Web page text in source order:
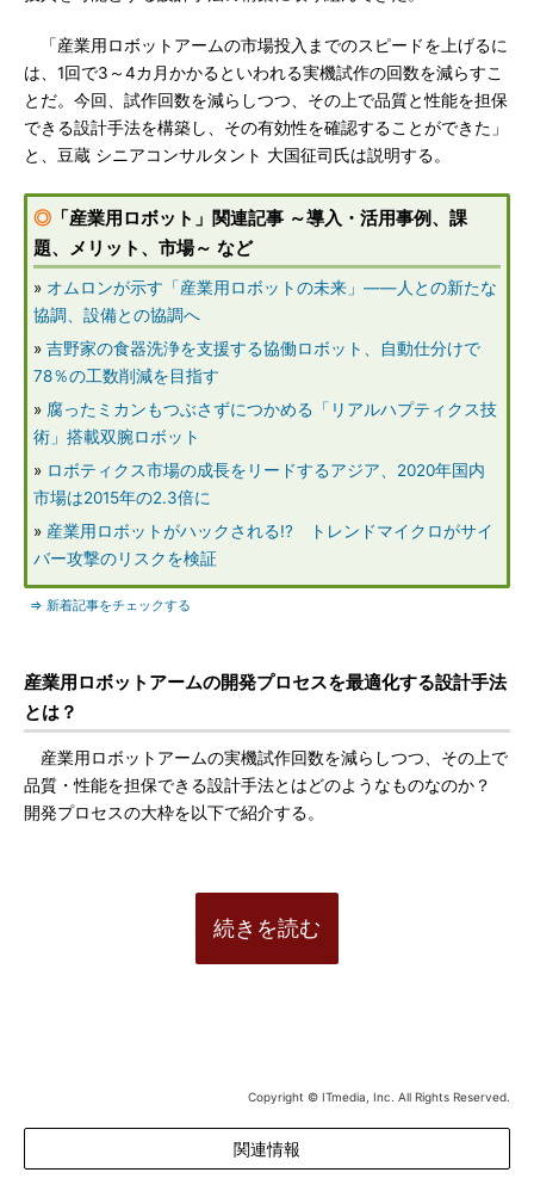
「産業用ロボットアームの市場投入までのスピードを上げるに
は、1回で3～4カ月かかるといわれる実機試作の回数を減らすこ
とだ。今回、試作回数を減らしつつ、その上で品質と性能を担保
できる設計手法を構築し、その有効性を確認することができた」
と、豆蔵 シニアコンサルタント 大国征司氏は説明する。
◎ 「産業用ロボット」関連記事 ～導入・活用事例、課
題、メリット、市場～ など
» オムロンが示す「産業用ロボットの未来」――人との新たな
協調、設備との協調へ
» 吉野家の食器洗浄を支援する協働ロボット、自動仕分けで
78％の工数削減を目指す
» 腐ったミカンもつぶさずにつかめる「リアルハプティクス技
術」搭載双腕ロボット
» ロボティクス市場の成長をリードするアジア、2020年国内
市場は2015年の2.3倍に
» 産業用ロボットがハックされる!? トレンドマイクロがサイ
バー攻撃のリスクを検証
⇒ 新着記事をチェックする
産業用ロボットアームの開発プロセスを最適化する設計手法
とは？
産業用ロボットアームの実機試作回数を減らしつつ、その上で
品質・性能を担保できる設計手法とはどのようなものなのか？
開発プロセスの大枠を以下で紹介する。
続きを読む
Copyright © ITmedia, Inc. All Rights Reserved.
関連情報